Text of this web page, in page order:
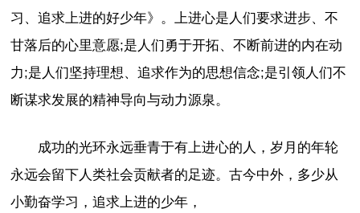
习、追求上进的好少年》。上进心是人们要求进步、不
甘落后的心里意愿;是人们勇于开拓、不断前进的内在动
力;是人们坚持理想、追求作为的思想信念;是引领人们不
断谋求发展的精神导向与动力源泉。
成功的光环永远垂青于有上进心的人，岁月的年轮
永远会留下人类社会贡献者的足迹。古今中外，多少从
小勤奋学习，追求上进的少年，